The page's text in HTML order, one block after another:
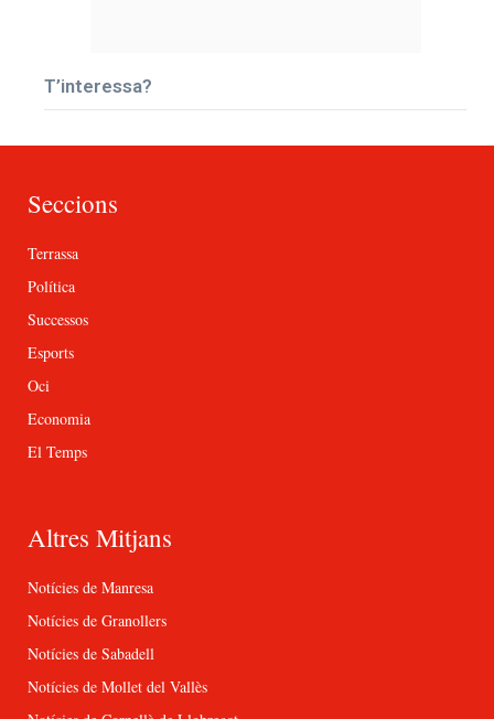
T’interessa?
Seccions
Terrassa
Política
Successos
Esports
Oci
Economia
El Temps
Altres Mitjans
Notícies de Manresa
Notícies de Granollers
Notícies de Sabadell
Notícies de Mollet del Vallès